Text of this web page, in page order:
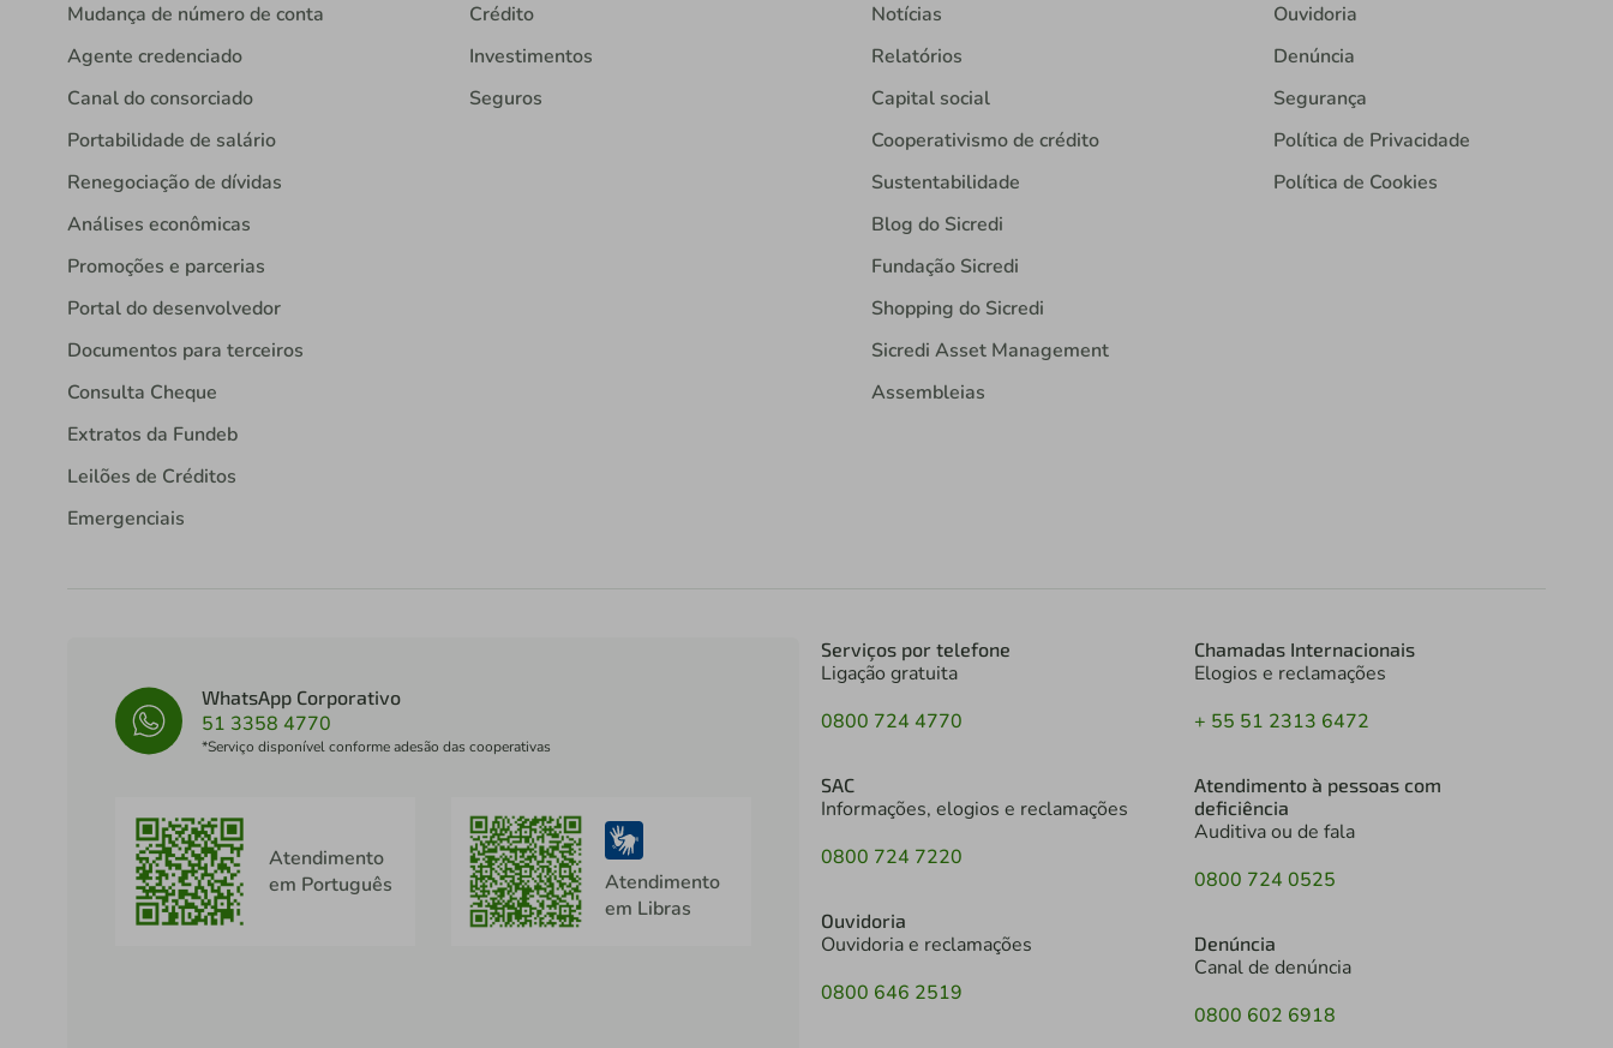
Mudança de número de conta
Agente credenciado
Canal do consorciado
Portabilidade de salário
Renegociação de dívidas
Análises econômicas
Promoções e parcerias
Portal do desenvolvedor
Documentos para terceiros
Consulta Cheque
Extratos da Fundeb
Leilões de Créditos
Emergenciais
Crédito
Investimentos
Seguros
Notícias
Relatórios
Capital social
Cooperativismo de crédito
Sustentabilidade
Blog do Sicredi
Fundação Sicredi
Shopping do Sicredi
Sicredi Asset Management
Assembleias
Ouvidoria
Denúncia
Segurança
Política de Privacidade
Política de Cookies
WhatsApp Corporativo
51 3358 4770
*Serviço disponível conforme adesão das cooperativas
Atendimento
em Português
Atendimento
em Libras
Serviços por telefone
Ligação gratuita
0800 724 4770
SAC
Informações, elogios e reclamações
0800 724 7220
Ouvidoria
Ouvidoria e reclamações
0800 646 2519
Chamadas Internacionais
Elogios e reclamações
+ 55 51 2313 6472
Atendimento à pessoas com
deficiência
Auditiva ou de fala
0800 724 0525
Denúncia
Canal de denúncia
0800 602 6918